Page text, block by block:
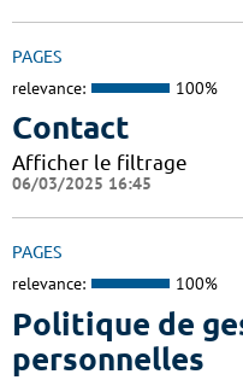
PAGES
relevance: 100%
Contact
Afficher le filtrage
06/03/2025 16:45
PAGES
relevance: 100%
Politique de
personnelles